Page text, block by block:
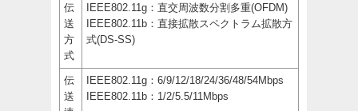
伝
送
方
式
IEEE802.11g：直交周波数分割多重(OFDM)
IEEE802.11b：直接拡散スペクトラム拡散方
式(DS-SS)
伝
送
IEEE802.11g：6/9/12/18/24/36/48/54Mbps
IEEE802.11b：1/2/5.5/11Mbps